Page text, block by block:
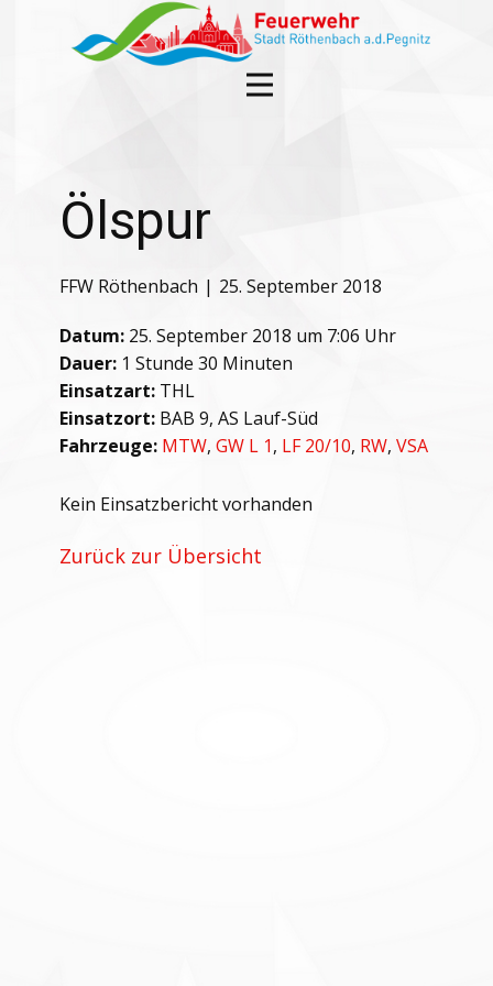
Ölspur
FFW Röthenbach 25. September 2018
Datum: 25. September 2018 um 7:06 Uhr
Dauer: 1 Stunde 30 Minuten
Einsatzart: THL
Einsatzort: BAB 9, AS Lauf-Süd
Fahrzeuge: MTW, GW L 1, LF 20/10, RW, VSA
Kein Einsatzbericht vorhanden
Zurück zur Übersicht